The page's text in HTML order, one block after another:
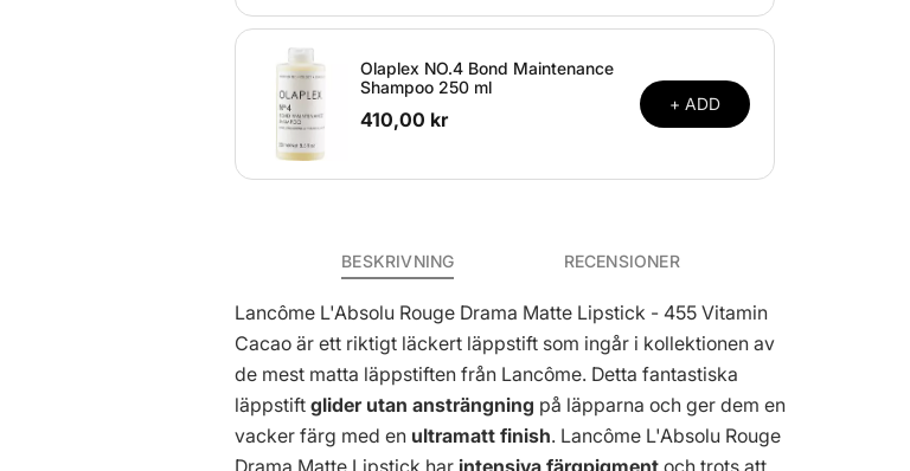
Olaplex NO.4 Bond Maintenance
Shampoo 250 ml
410,00 kr
+ ADD
BESKRIVNING RECENSIONER
Lancôme L'Absolu Rouge Drama Matte Lipstick - 455 Vitamin
Cacao är ett riktigt läckert läppstift som ingår i kollektionen av
de mest matta läppstiften från Lancôme. Detta fantastiska
läppstift glider utan ansträngning på läpparna och ger dem en
vacker färg med en ultramatt finish. Lancôme L'Absolu Rouge
Drama Matte Lipstick har intensiva färgpigment och trots att